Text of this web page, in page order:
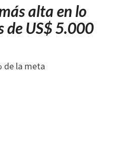
alta en lo
de US$ 5.000